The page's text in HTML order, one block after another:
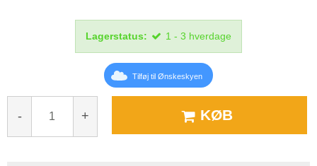
Lagerstatus: 1 - 3 hverdage
Tilføj til Ønskeskyen
- + KØB